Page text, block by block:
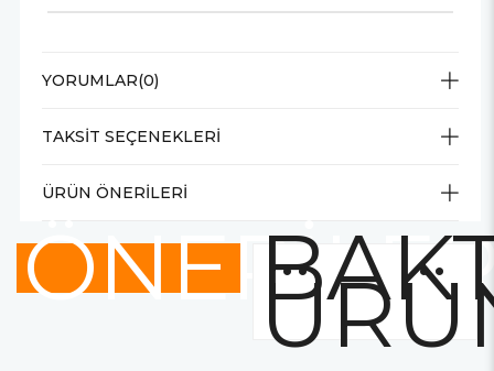
YORUMLAR(0)
TAKSIT SEÇENEKLERI
ÜRÜN ÖNERILERI